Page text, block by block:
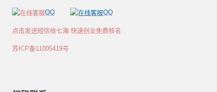
QQ QQ
点击发送短信给七海 快速创业免费核名
苏ICP备11005419号